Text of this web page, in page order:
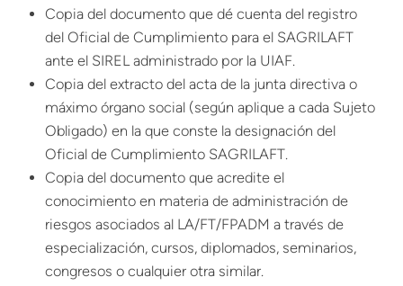
Copia del documento que dé cuenta del registro
del Oficial de Cumplimiento para el SAGRILAFT
ante el SIREL administrado por la UIAF.
Copia del extracto del acta de la junta directiva o
máximo órgano social (según aplique a cada Sujeto
Obligado) en la que conste la designación del
Oficial de Cumplimiento SAGRILAFT.
Copia del documento que acredite el
conocimiento en materia de administración de
riesgos asociados al LA/FT/FPADM a través de
especialización, cursos, diplomados, seminarios,
congresos o cualquier otra similar.